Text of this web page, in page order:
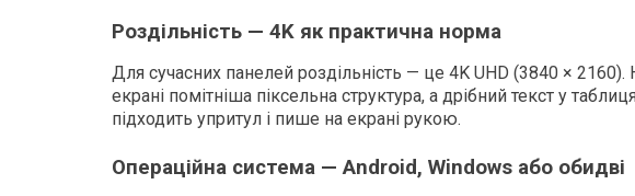
Роздільність — 4K як практична норма
Для сучасних панелей роздільність — це 4K UHD (3840 ×
екрані помітніша піксельна структура, а дрібний текст у
підходить упритул і пише на екрані рукою.
Операційна система — Android, Windows або обидві